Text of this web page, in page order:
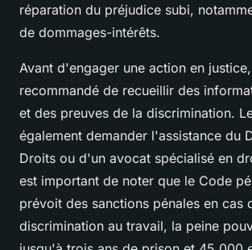
réparation du préjudice subi,
de dommages-intérêts.
Avant d'engager une action en
recommandé de recueillir des
et des preuves de la discrimination.
également demander l'assistance du
Droits ou d'un avocat spécialisé en
est important de noter que le Code
prévoit des sanctions pénales en cas
discrimination au travail, la peine